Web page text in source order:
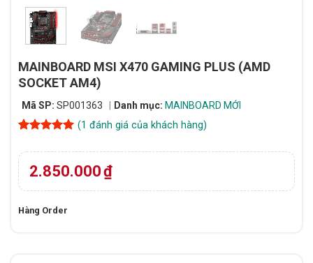
MAINBOARD MSI X470 GAMING PLUS (AMD
SOCKET AM4)
Mã SP: SP001363 Danh mục: MAINBOARD MỚI
dựa trên
đánh giá
(1 đánh giá của khách hàng)
2.850.000₫
Hàng Order